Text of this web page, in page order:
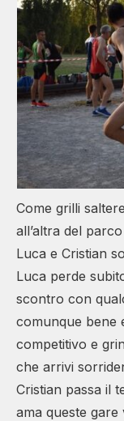
Come grilli
all’altra del
Luca e Cristian
Luca perde
scontro con
comunque bene
competitivo e
che arrivi
Cristian passa il
ama queste